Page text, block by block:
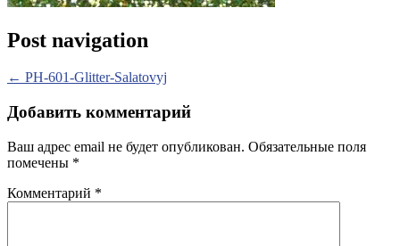
Post navigation
← PH-601-Glitter-Salatovyj
Добавить комментарий
Ваш адрес email не будет опубликован. Обязательные поля
помечены *
Комментарий *